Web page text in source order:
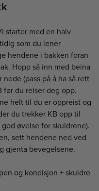
starter med en halv
som du lener
hendene i bakken foran
Hopp så inn med beina
(pass på å ha så rett
før du reiser deg opp.
helt til du er oppreist og
du trekker KB opp til
øvelse for skuldrene).
sett hendene ned ved
gjenta bevegelsene.
og kondisjon + skuldre